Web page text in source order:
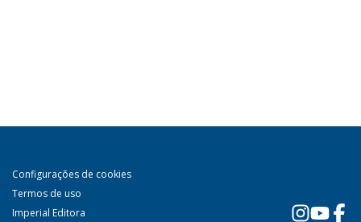
Configurações de cookies
Termos de uso
Imperial Editora